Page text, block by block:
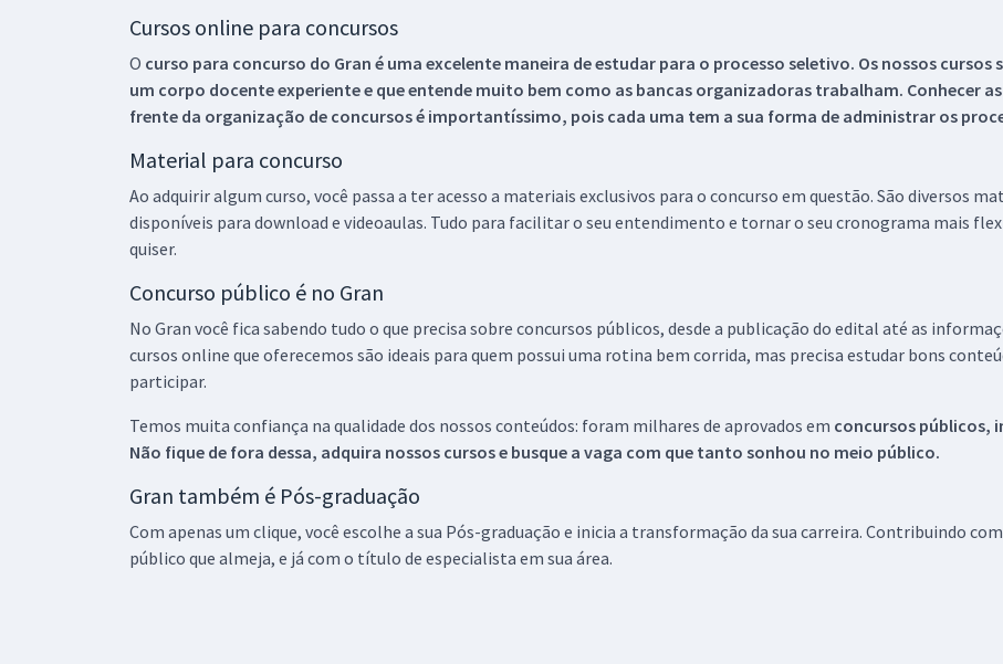
Cursos online para concursos
O curso para concurso do Gran é uma excelente maneira de estudar para o processo seletivo. Os nossos
um corpo docente experiente e que entende muito bem como as bancas organizadoras trabalham. Conhecer
frente da organização de concursos é importantíssimo, pois cada uma tem a sua forma de administrar os
Material para concurso
Ao adquirir algum curso, você passa a ter acesso a materiais exclusivos para o concurso em questão. São diversos
disponíveis para download e videoaulas. Tudo para facilitar o seu entendimento e tornar o seu cronograma mais
quiser.
Concurso público é no Gran
No Gran você fica sabendo tudo o que precisa sobre concursos públicos, desde a publicação do edital até as
cursos online que oferecemos são ideais para quem possui uma rotina bem corrida, mas precisa estudar bons
participar.
Temos muita confiança na qualidade dos nossos conteúdos: foram milhares de aprovados em concursos públicos,
Não fique de fora dessa, adquira nossos cursos e busque a vaga com que tanto sonhou no meio público.
Gran também é Pós-graduação
Com apenas um clique, você escolhe a sua Pós-graduação e inicia a transformação da sua carreira. Contribuindo
público que almeja, e já com o título de especialista em sua área.